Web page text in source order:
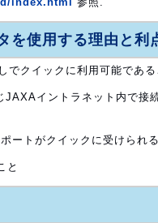
を使用する理由と利
でクイックに利用可能である
イントラネット内で接
ートがクイックに受けられ
と